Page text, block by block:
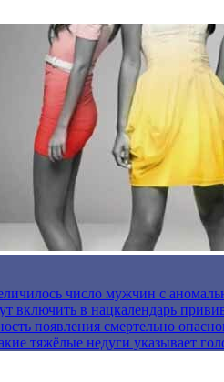
число мужчин с
включить в нацкалендарь
появления смертельно
тяжёлые недуги указывает